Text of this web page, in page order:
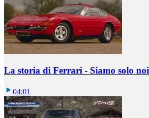
La storia di Ferrari - Siamo solo noi
04:01